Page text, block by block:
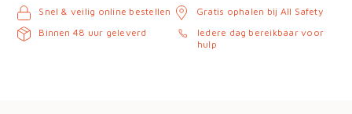
Snel & veilig online bestellen
Binnen 48 uur geleverd
Gratis ophalen bij All Safety
Iedere dag bereikbaar voor
hulp